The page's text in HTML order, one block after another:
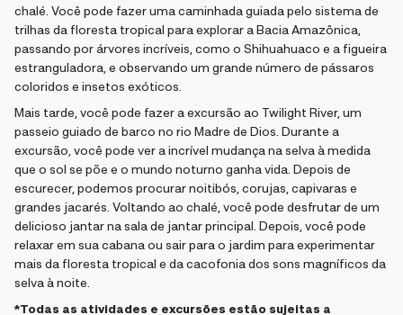
chalé. Você pode fazer uma caminhada guiada pelo sistema de
trilhas da floresta tropical para explorar a Bacia Amazônica,
passando por árvores incríveis, como o Shihuahuaco e a figueira
estranguladora, e observando um grande número de pássaros
coloridos e insetos exóticos.
Mais tarde, você pode fazer a excursão ao Twilight River, um
passeio guiado de barco no rio Madre de Dios. Durante a
excursão, você pode ver a incrível mudança na selva à medida
que o sol se põe e o mundo noturno ganha vida. Depois de
escurecer, podemos procurar noitibós, corujas, capivaras e
grandes jacarés. Voltando ao chalé, você pode desfrutar de um
delicioso jantar na sala de jantar principal. Depois, você pode
relaxar em sua cabana ou sair para o jardim para experimentar
mais da floresta tropical e da cacofonia dos sons magníficos da
selva à noite.
*Todas as atividades e excursões estão sujeitas a